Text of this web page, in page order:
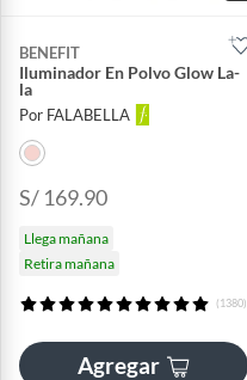
BENEFIT
Iluminador En Polvo Glow La-
la
Por FALABELLA
S/ 169.90
Llega mañana
Retira mañana
(1380)
Agregar